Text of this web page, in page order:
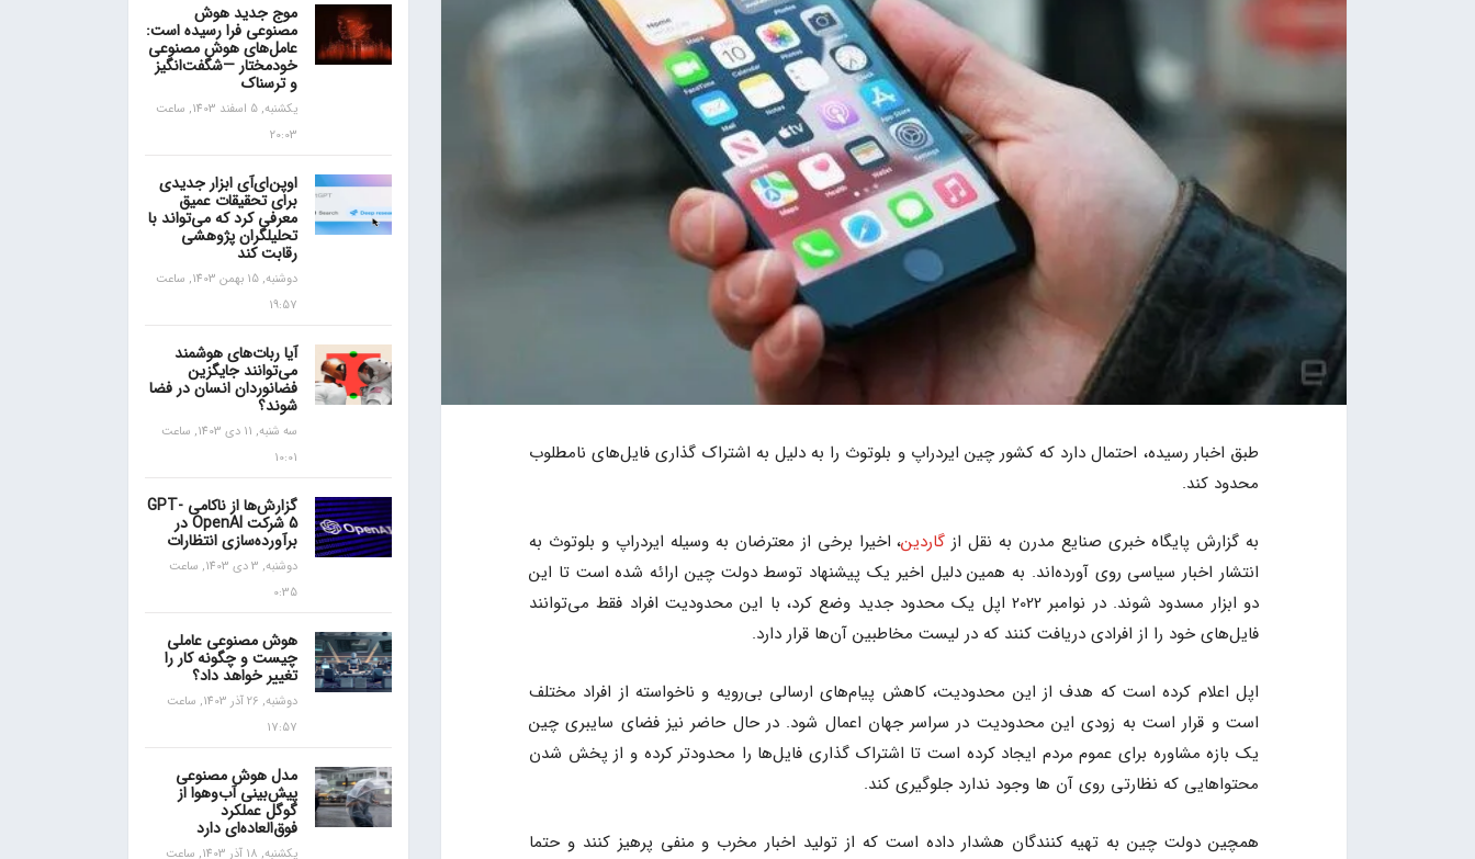
طبق اخبار رسیده، احتمال دارد که کشور چین ایردراپ و بلوتوث را به دلیل به اشتراک گذاری فایل‌های نامطلوب
محدود کند.
به گزارش پایگاه خبری صنایع مدرن به نقل از گاردین، اخیرا برخی از معترضان به وسیله ایردراپ و بلوتوث به
انتشار اخبار سیاسی روی آورده‌اند. به همین دلیل اخیر یک پیشنهاد توسط دولت چین ارائه شده است تا این
دو ابزار مسدود شوند. در نوامبر 2022 اپل یک محدود جدید وضع کرد، با این محدودیت افراد فقط می‌توانند
فایل‌های خود را از افرادی دریافت کنند که در لیست مخاطبین آن‌ها قرار دارد.
اپل اعلام کرده است که هدف از این محدودیت، کاهش پیام‌های ارسالی بی‌رویه و ناخواسته از افراد مختلف
است و قرار است به زودی این محدودیت در سراسر جهان اعمال شود. در حال حاضر نیز فضای سایبری چین
یک بازه مشاوره برای عموم مردم ایجاد کرده است تا اشتراک گذاری فایل‌ها را محدودتر کرده و از پخش شدن
محتواهایی که نظارتی روی آن ها وجود ندارد جلوگیری کند.
همچین دولت چین به تهیه کنندگان هشدار داده است که از تولید اخبار مخرب و منفی پرهیز کنند و حتما
موج جدید هوش
مصنوعی فرا رسیده است:
عامل‌های هوش مصنوعی
خودمختار —شگفت‌انگیز
و ترسناک
یکشنبه, 5 اسفند 1403, ساعت
20:03
اوپن‌ای‌آی ابزار جدیدی
برای تحقیقات عمیق
معرفی کرد که می‌تواند با
تحلیلگران پژوهشی
رقابت کند
دوشنبه, 15 بهمن 1403, ساعت
19:57
آیا ربات‌های هوشمند
می‌توانند جایگزین
فضانوردان انسان در فضا
شوند؟
سه شنبه, 11 دی 1403, ساعت
10:01
گزارش‌ها از ناکامی GPT-
5 شرکت OpenAI در
برآورده‌سازی انتظارات
دوشنبه, 3 دی 1403, ساعت
0:35
هوش مصنوعی عاملی
چیست و چگونه کار را
تغییر خواهد داد؟
دوشنبه, 26 آذر 1403, ساعت
17:57
مدل هوش مصنوعی
پیش‌بینی آب‌و‌هوا از
گوگل عملکرد
فوق‌العاده‌ای دارد
یکشنبه, 18 آذر 1403, ساعت